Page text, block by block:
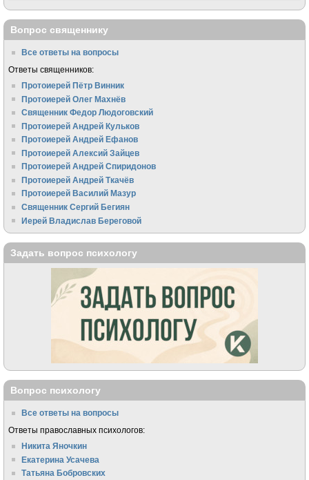
Вопрос священнику
Все ответы на вопросы
Ответы священников:
Протоиерей Пётр Винник
Протоиерей Олег Махнёв
Священник Федор Людоговский
Протоиерей Андрей Кульков
Протоиерей Андрей Ефанов
Протоиерей Алексий Зайцев
Протоиерей Андрей Спиридонов
Протоиерей Андрей Ткачёв
Протоиерей Василий Мазур
Священник Сергий Бегиян
Иерей Владислав Береговой
Задать вопрос психологу
Вопрос психологу
Все ответы на вопросы
Ответы православных психологов:
Никита Яночкин
Екатерина Усачева
Татьяна Бобровских